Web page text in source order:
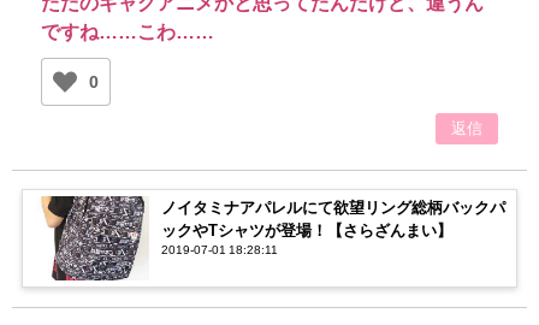
ですね……こわ……
0
返信
ノイタミナアパレルにて欲望リング総柄バックパ
ックやTシャツが登場！【さらざんまい】
2019-07-01 18:28:11